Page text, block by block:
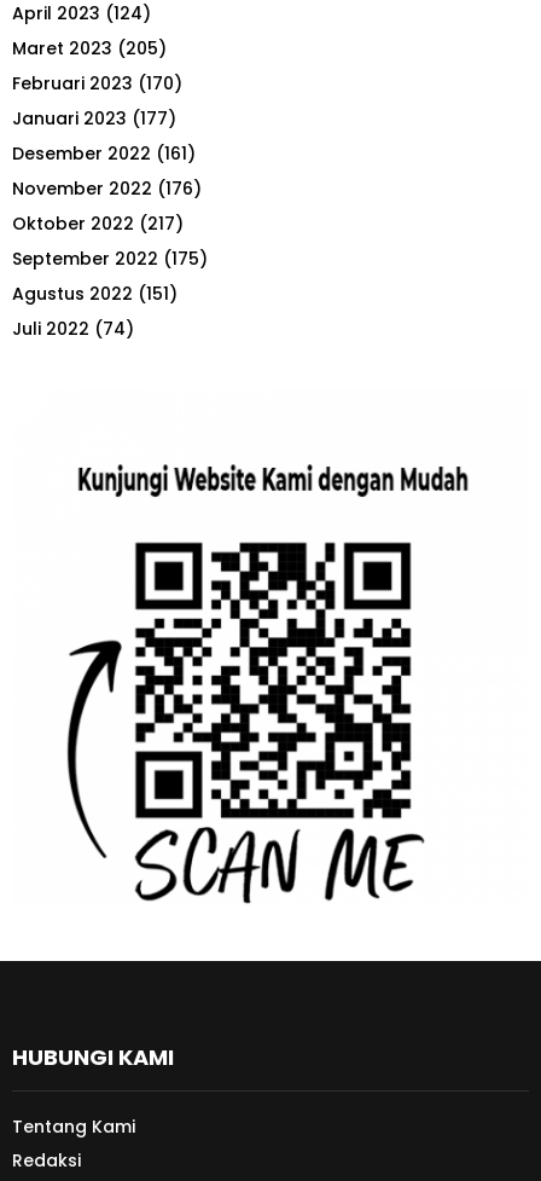
April 2023 (124)
Maret 2023 (205)
Februari 2023 (170)
Januari 2023 (177)
Desember 2022 (161)
November 2022 (176)
Oktober 2022 (217)
September 2022 (175)
Agustus 2022 (151)
Juli 2022 (74)
HUBUNGI KAMI
Tentang Kami
Redaksi